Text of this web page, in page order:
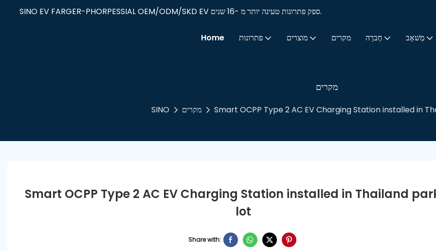
SINO EV FARGER-PHORPESSIAL OEM/ODM/SKD EV ספק פתרונות טעינה יותר מ -16 שנים.
Home פתרונות מוצרים מקרים חֶברָה מַשׁאָב
מקרים
SINO מקרים Smart OCPP Type 2 AC EV Charging Station installed in
Smart OCPP Type 2 AC EV Charging Station installed in Thailand
lot
Share with: